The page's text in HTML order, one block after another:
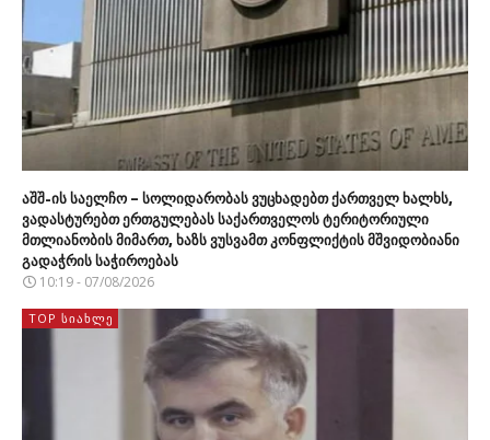
აშშ-ის საელჩო – სოლიდარობას ვუცხადებთ ქართველ ხალხს,
ვადასტურებთ ერთგულებას საქართველოს ტერიტორიული
მთლიანობის მიმართ, ხაზს ვუსვამთ კონფლიქტის მშვიდობიანი
გადაჭრის საჭიროებას
10:19 - 07/08/2026
TOP ᲡᲘᲐᲮᲚᲔ